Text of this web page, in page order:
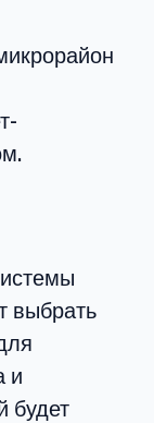
выбрать
и
будет